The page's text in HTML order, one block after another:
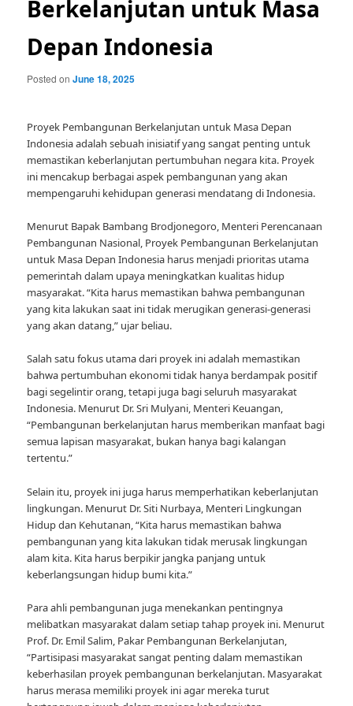
Berkelanjutan untuk Masa
Depan Indonesia
Posted onJune 18, 2025
Proyek Pembangunan Berkelanjutan untuk Masa Depan
Indonesia adalah sebuah inisiatif yang sangat penting untuk
memastikan keberlanjutan pertumbuhan negara kita. Proyek
ini mencakup berbagai aspek pembangunan yang akan
mempengaruhi kehidupan generasi mendatang di Indonesia.
Menurut Bapak Bambang Brodjonegoro, Menteri Perencanaan
Pembangunan Nasional, Proyek Pembangunan Berkelanjutan
untuk Masa Depan Indonesia harus menjadi prioritas utama
pemerintah dalam upaya meningkatkan kualitas hidup
masyarakat. “Kita harus memastikan bahwa pembangunan
yang kita lakukan saat ini tidak merugikan generasi-generasi
yang akan datang,” ujar beliau.
Salah satu fokus utama dari proyek ini adalah memastikan
bahwa pertumbuhan ekonomi tidak hanya berdampak positif
bagi segelintir orang, tetapi juga bagi seluruh masyarakat
Indonesia. Menurut Dr. Sri Mulyani, Menteri Keuangan,
“Pembangunan berkelanjutan harus memberikan manfaat bagi
semua lapisan masyarakat, bukan hanya bagi kalangan
tertentu.”
Selain itu, proyek ini juga harus memperhatikan keberlanjutan
lingkungan. Menurut Dr. Siti Nurbaya, Menteri Lingkungan
Hidup dan Kehutanan, “Kita harus memastikan bahwa
pembangunan yang kita lakukan tidak merusak lingkungan
alam kita. Kita harus berpikir jangka panjang untuk
keberlangsungan hidup bumi kita.”
Para ahli pembangunan juga menekankan pentingnya
melibatkan masyarakat dalam setiap tahap proyek ini. Menurut
Prof. Dr. Emil Salim, Pakar Pembangunan Berkelanjutan,
“Partisipasi masyarakat sangat penting dalam memastikan
keberhasilan proyek pembangunan berkelanjutan. Masyarakat
harus merasa memiliki proyek ini agar mereka turut